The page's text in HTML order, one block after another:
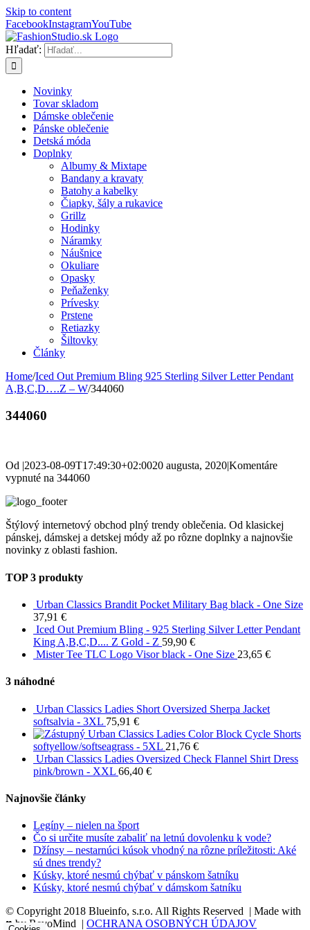
Skip to content
FacebookInstagramYouTube
Hľadať:
Novinky
Tovar skladom
Dámske oblečenie
Pánske oblečenie
Detská móda
Doplnky
Albumy & Mixtape
Bandany a kravaty
Batohy a kabelky
Čiapky, šály a rukavice
Grillz
Hodinky
Náramky
Náušnice
Okuliare
Opasky
Peňaženky
Prívesky
Prstene
Retiazky
Šiltovky
Články
Home/Iced Out Premium Bling 925 Sterling Silver Letter Pendant
A,B,C,D….Z – W/344060
344060
Od |2023-08-09T17:49:30+02:0020 augusta, 2020|Komentáre
vypnuté na 344060
Štýlový internetový obchod plný trendy oblečenia. Od klasickej
pánskej, dámskej a detskej módy až po rôzne doplnky a najnovšie
novinky z oblasti fashion.
TOP 3 produkty
Urban Classics Brandit Pocket Military Bag black - One Size
37,91 €
Iced Out Premium Bling - 925 Sterling Silver Letter Pendant
King A,B,C,D.... Z Gold - Z 59,90 €
Mister Tee TLC Logo Visor black - One Size 23,65 €
3 náhodné
Urban Classics Ladies Short Oversized Sherpa Jacket
softsalvia - 3XL 75,91 €
Urban Classics Ladies Color Block Cycle Shorts
softyellow/softseagrass - 5XL 21,76 €
Urban Classics Ladies Oversized Check Flannel Shirt Dress
pink/brown - XXL 66,40 €
Najnovšie články
Legíny – nielen na šport
Čo si určite musíte zabaliť na letnú dovolenku k vode?
Džínsy – nestarnúci kúsok vhodný na rôzne príležitosti: Aké
sú dnes trendy?
Kúsky, ktoré nesmú chýbať v pánskom šatníku
Kúsky, ktoré nesmú chýbať v dámskom šatníku
© Copyright 2018 Blueinfo, s.r.o. All Rights Reserved | Made with
♥ by RevoMind | OCHRANA OSOBNÝCH ÚDAJOV